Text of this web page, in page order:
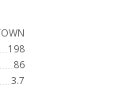
198
86
3.7